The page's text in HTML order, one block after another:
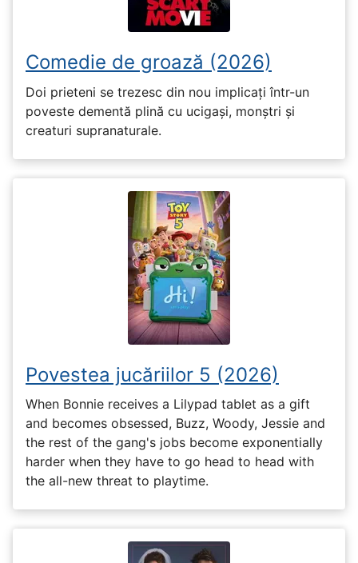
Comedie de groază (2026)
Doi prieteni se trezesc din nou implicați într-un
poveste dementă plină cu ucigași, monștri și
creaturi supranaturale.
Povestea jucăriilor 5 (2026)
When Bonnie receives a Lilypad tablet as a gift
and becomes obsessed, Buzz, Woody, Jessie and
the rest of the gang's jobs become exponentially
harder when they have to go head to head with
the all-new threat to playtime.